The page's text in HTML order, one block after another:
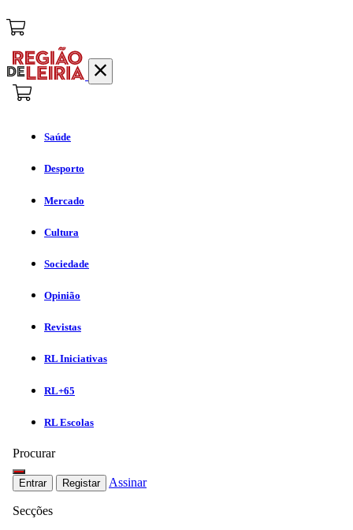
Saúde
Desporto
Mercado
Cultura
Sociedade
Opinião
Revistas
RL Iniciativas
RL+65
RL Escolas
Procurar
Entrar Registar Assinar
Secções